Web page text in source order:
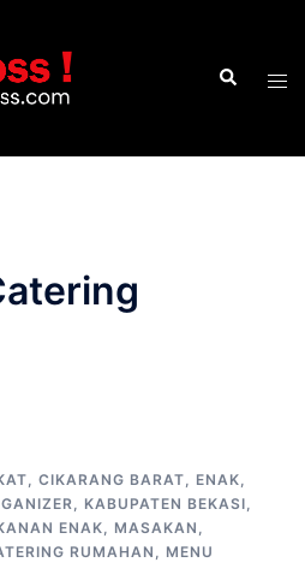
Search
, CIKARANG BARAT, ENAK,
, KABUPATEN BEKASI,
ENAK, MASAKAN ,
RUMAHAN , MENU